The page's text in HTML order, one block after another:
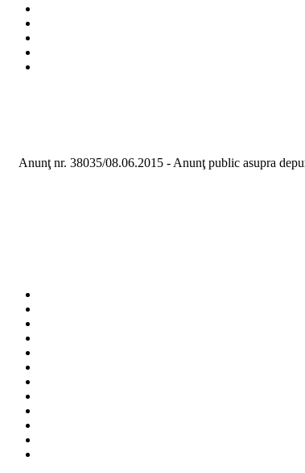
Anunţ nr. 38035/08.06.2015 - Anunţ public asupra